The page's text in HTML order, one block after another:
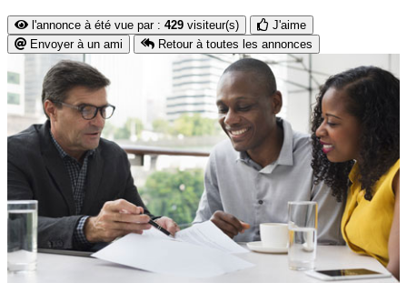
l'annonce à été vue par : 429 visiteur(s)
J'aime
Envoyer à un ami
Retour à toutes les annonces